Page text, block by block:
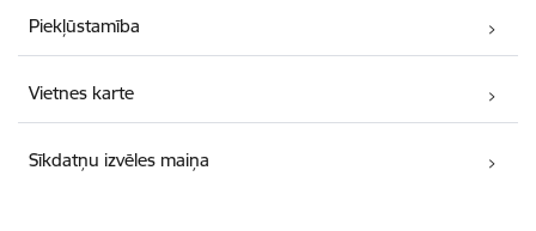
Piekļūstamība
Vietnes karte
Sīkdatņu izvēles maiņa